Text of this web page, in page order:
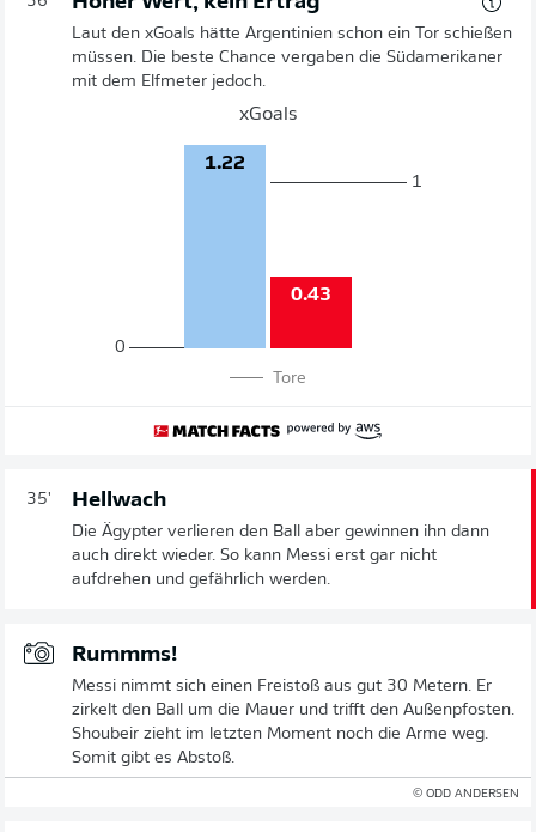
Laut den xGoals hätte Argentinien schon ein Tor schießen
müssen. Die beste Chance vergaben die Südamerikaner
mit dem Elfmeter jedoch.
xGoals
0
1.22
0.43
1
Tore
35' Hellwach
Die Ägypter verlieren den Ball aber gewinnen ihn dann
auch direkt wieder. So kann Messi erst gar nicht
aufdrehen und gefährlich werden.
Rummms!
Messi nimmt sich einen Freistoß aus gut 30 Metern. Er
zirkelt den Ball um die Mauer und trifft den Außenpfosten.
Shoubeir zieht im letzten Moment noch die Arme weg.
Somit gibt es Abstoß.
© ODD ANDERSEN